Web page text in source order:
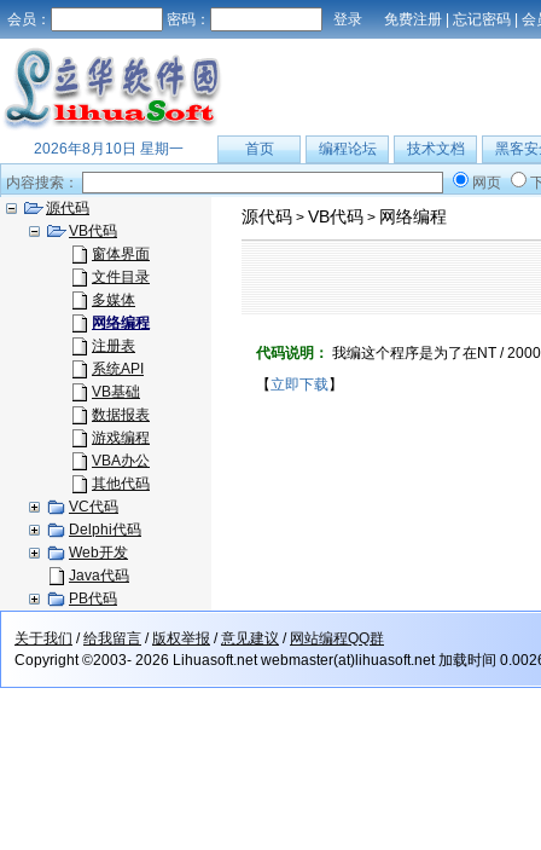
会员： 密码： 免费注册 | 忘记密码 | 会
2026年8月10日 星期一 首页 编程论坛 技术文档
黑客安
内容搜索：
网页
源代码
VB代码
窗体界面
文件目录
多媒体
网络编程
注册表
系统API
VB基础
数据报表
游戏编程
VBA办公
其他代码
VC代码
Delphi代码
Web开发
Java代码
PB代码
源代码 > VB代码 > 网络编程
代码说明： 我编这个程序是为了在NT /
【立即下载】
关于我们 /给我留言 /版权举报 /意见建议 / 网站编程QQ群
Copyright ©2003- 2026 Lihuasoft.net webmaster(at)lihuasoft.net 加载时间